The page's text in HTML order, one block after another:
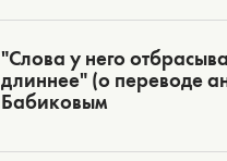
"Слова у него
длиннее" (о переводе
Бабиковым